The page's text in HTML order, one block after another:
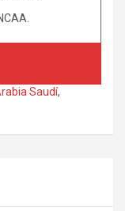
Saudí,